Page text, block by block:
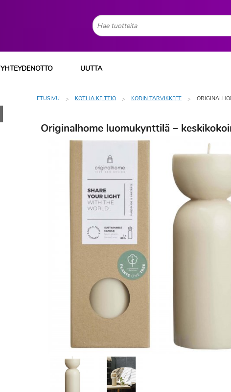
YHTEYDENOTTO UUTTA
ETUSIVU KOTI JA KEITTIÖ KODIN TARVIKKEET
Originalhome luomukynttilä –